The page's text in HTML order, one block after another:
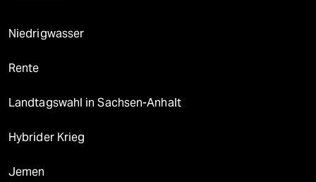
Niedrigwasser
Rente
Landtagswahl in Sachsen-Anhalt
Hybrider Krieg
Jemen